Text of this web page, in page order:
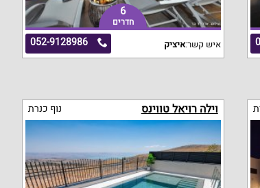
6
חדרים
052-9128986 איש קשר:איציק
וילה רויאל טווינס נוף כנרת